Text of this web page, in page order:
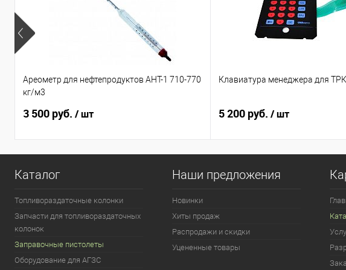
Ареометр для нефтепродуктов АНТ-1 710-770
кг/м3
3 500 руб. / шт
Клавиатура менеджера для
5 200 руб. / шт
Каталог
Топливораздаточные колонки
Запчасти для топливораздаточных
колонок
Заправочные пистолеты
Оборудование для АГЗС
Наши предложения
Новинки
Хиты продаж
Распродажи и скидки
Уцененные товары